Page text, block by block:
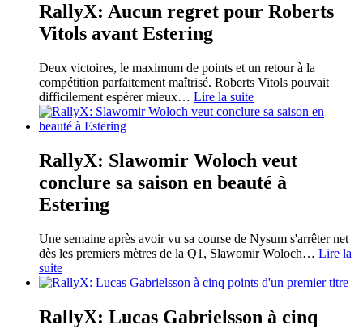
RallyX: Aucun regret pour Roberts
Vitols avant Estering
Deux victoires, le maximum de points et un retour à la
compétition parfaitement maîtrisé. Roberts Vitols pouvait
difficilement espérer mieux… Lire la suite
RallyX: Slawomir Woloch veut
conclure sa saison en beauté à
Estering
Une semaine après avoir vu sa course de Nysum s'arrêter net
dès les premiers mètres de la Q1, Slawomir Woloch… Lire la
suite
RallyX: Lucas Gabrielsson à cinq